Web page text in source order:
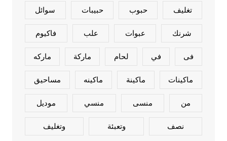
تغليف حبوب حبيبات سوائل
شرنك عبوات علب فاكيوم
فى في لحام ماركة ماركه
ماكينات ماكينة ماكينه مساحيق
من منسى منسي موديل
نصف وتعبئة وتغليف